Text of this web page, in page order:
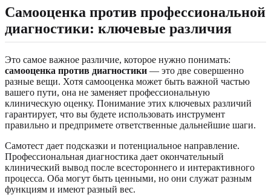
Самооценка против профессиональной
диагностики: ключевые различия
Это самое важное различие, которое нужно понимать:
самооценка против диагностики — это две совершенно
разные вещи. Хотя самооценка может быть важной частью
вашего пути, она не заменяет профессиональную
клиническую оценку. Понимание этих ключевых различий
гарантирует, что вы будете использовать инструмент
правильно и предпримете ответственные дальнейшие шаги.
Самотест дает подсказки и потенциальное направление.
Профессиональная диагностика дает окончательный
клинический вывод после всестороннего и интерактивного
процесса. Оба могут быть ценными, но они служат разным
функциям и имеют разный вес.